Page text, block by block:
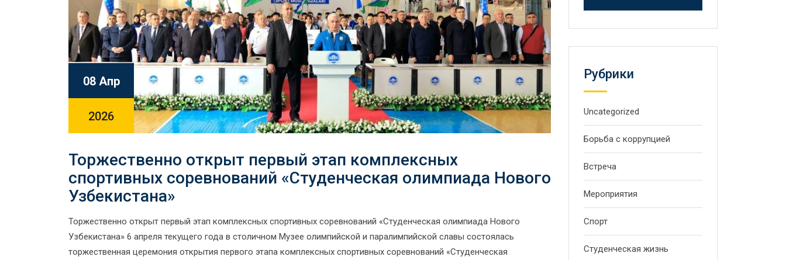
08 Апр
2026
Торжественно открыт первый этап комплексных
спортивных соревнований «Студенческая олимпиада Нового
Узбекистана»
Торжественно открыт первый этап комплексных спортивных соревнований «Студенческая олимпиада Нового
Узбекистана» 6 апреля текущего года в столичном Музее олимпийской и паралимпийской славы состоялась
торжественная церемония открытия первого этапа комплексных спортивных соревнований «Студенческая
Рубрики
Uncategorized
Борьба с коррупцией
Встреча
Мероприятия
Спорт
Студенческая жизнь